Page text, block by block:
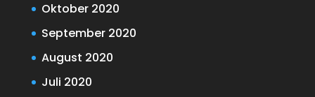
Oktober 2020
September 2020
August 2020
Juli 2020